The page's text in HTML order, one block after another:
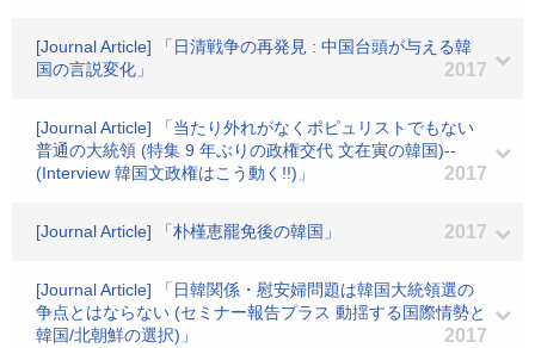
[Journal Article] 「日清戦争の再発見 : 中国台頭が与える韓
国の言説変化」
2017
[Journal Article] 「当たり外れがなくポピュリストでもない
普通の大統領 (特集 9 年ぶりの政権交代 文在寅の韓国)--
(Interview 韓国文政権はこう動く!!)」
2017
[Journal Article] 「朴槿恵罷免後の韓国」 2017
[Journal Article] 「日韓関係・慰安婦問題は韓国大統領選の
争点とはならない (セミナー報告プラス 動揺する国際情勢と
韓国/北朝鮮の選択)」
2017